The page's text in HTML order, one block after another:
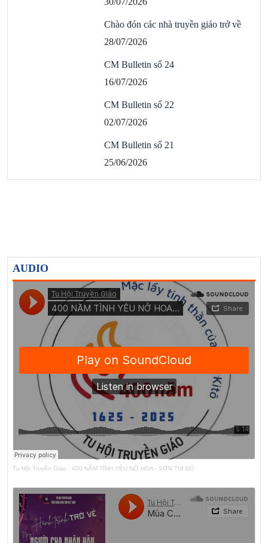
Chào đón các nhà truyền giáo trở về
28/07/2026
CM Bulletin số 24
16/07/2026
CM Bulletin số 22
02/07/2026
CM Bulletin số 21
25/06/2026
AUDIO
Tu Hội Truyền Giáo · 400 NĂM TÌNH YÊU NỞ HOA - SƠN TÚI ĐỎ